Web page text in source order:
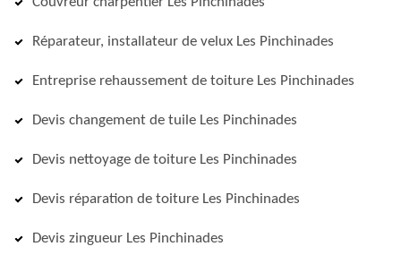
Réparateur, installateur de velux Les Pinchinades
Entreprise rehaussement de toiture Les Pinchinades
Devis changement de tuile Les Pinchinades
Devis nettoyage de toiture Les Pinchinades
Devis réparation de toiture Les Pinchinades
Devis zingueur Les Pinchinades